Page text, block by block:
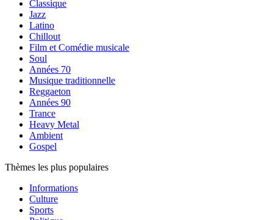
Classique
Jazz
Latino
Chillout
Film et Comédie musicale
Soul
Années 70
Musique traditionnelle
Reggaeton
Années 90
Trance
Heavy Metal
Ambient
Gospel
Thèmes les plus populaires
Informations
Culture
Sports